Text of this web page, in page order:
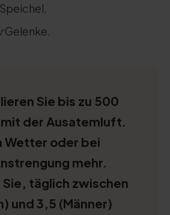
Gelenke.
Sie bis zu 500
der Ausatemluft.
Wetter oder bei
mehr.
Sie, täglich zwischen
und 3,5 (Männer)